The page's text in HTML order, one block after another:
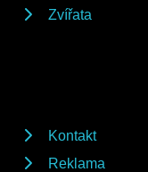
Zvířata
Kontakt
Reklama